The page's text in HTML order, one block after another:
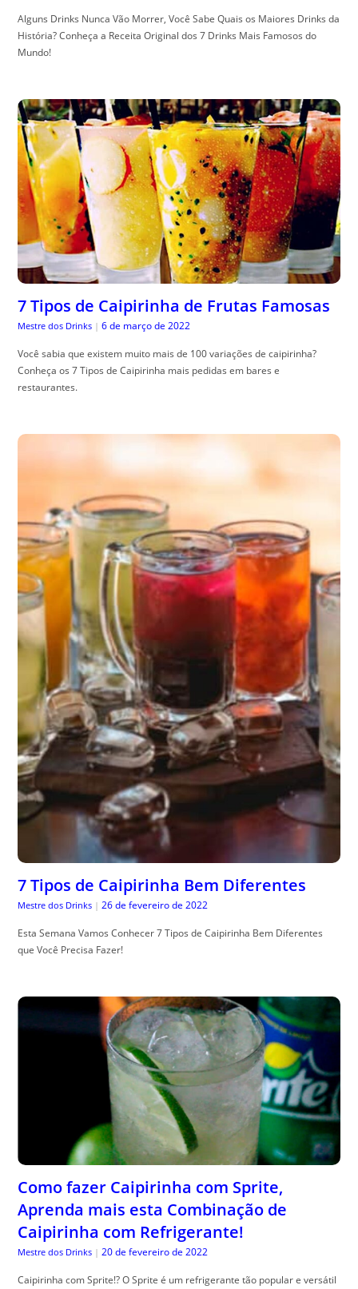
Alguns Drinks Nunca Vão Morrer, Você Sabe Quais os Maiores Drinks da
História? Conheça a Receita Original dos 7 Drinks Mais Famosos do
Mundo!
7 Tipos de Caipirinha de Frutas Famosas
Mestre dos Drinks | 6 de março de 2022
Você sabia que existem muito mais de 100 variações de caipirinha?
Conheça os 7 Tipos de Caipirinha mais pedidas em bares e
restaurantes.
7 Tipos de Caipirinha Bem Diferentes
Mestre dos Drinks | 26 de fevereiro de 2022
Esta Semana Vamos Conhecer 7 Tipos de Caipirinha Bem Diferentes
que Você Precisa Fazer!
Como fazer Caipirinha com Sprite,
Aprenda mais esta Combinação de
Caipirinha com Refrigerante!
Mestre dos Drinks | 20 de fevereiro de 2022
Caipirinha com Sprite!? O Sprite é um refrigerante tão popular e versátil